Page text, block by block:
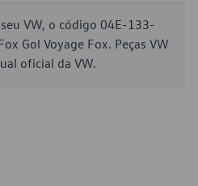
VW, o código 04E-133-
Gol Voyage Fox. Peças VW
oficial da VW.